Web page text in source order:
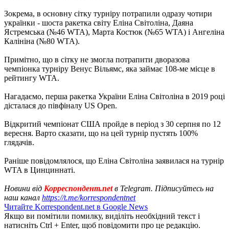
Зокрема, в основну сітку турніру потрапили одразу чотири
українки - шоста ракетка світу Еліна Світоліна, Даяна
Ястремська (№46 WTA), Марта Костюк (№65 WTA) і Ангеліна
Калініна (№80 WTA).
Примітно, що в сітку не змогла потрапити дворазова
чемпіонка турніру Венус Вільямс, яка займає 108-ме місце в
рейтингу WTA.
Нагадаємо, перша ракетка України Еліна Світоліна в 2019 році
дісталася до півфіналу US Open.
Відкритий чемпіонат США пройде в період з 30 серпня по 12
вересня. Варто сказати, що на цей турнір пустять 100%
глядачів.
Раніше повідомлялося, що Еліна Світоліна заявилася на турнір
WTA в Цинциннаті.
Новини від Корреспондент.netв Telegram. Підписуйтесь на
наш канал https://t.me/korrespondentnet
Читайте Korrespondent.net в Google News
Якщо ви помітили помилку, виділіть необхідний текст і
натисніть Ctrl + Enter, щоб повідомити про це редакцію.